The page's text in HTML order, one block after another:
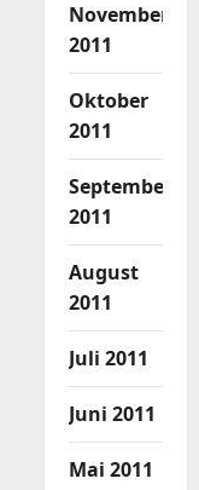
November
2011
Oktober
2011
September
2011
August
2011
Juli 2011
Juni 2011
Mai 2011